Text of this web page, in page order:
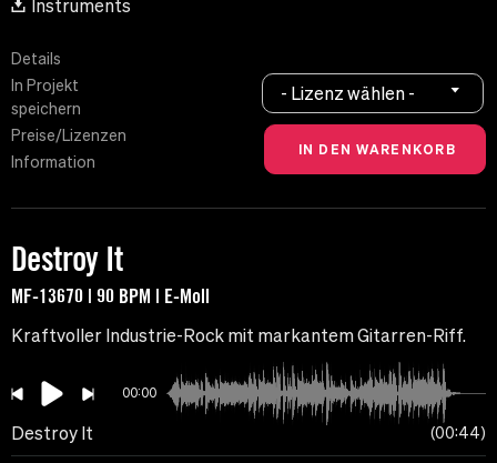
Instruments
Details
In Projekt
speichern
Preise/Lizenzen
Information
- Lizenz wählen -
Destroy It
MF-13670 | 90 BPM | E-Moll
Kraftvoller Industrie-Rock mit markantem Gitarren-Riff.
00:00
Destroy It 00:44